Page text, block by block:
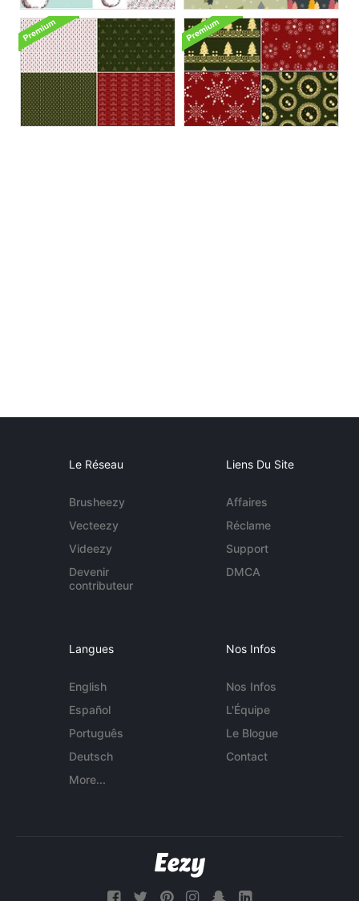
Le Réseau
Brusheezy
Vecteezy
Videezy
Devenir
contributeur
Liens Du Site
Affaires
Réclame
Support
DMCA
Langues
English
Español
Português
Deutsch
More...
Nos Infos
Nos Infos
L'Équipe
Le Blogue
Contact